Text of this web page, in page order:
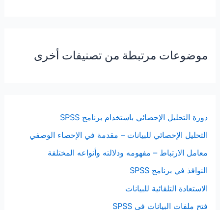
موضوعات مرتبطة من تصنيفات أخرى
دورة التحليل الإحصائي باستخدام برنامج SPSS
التحليل الإحصائي للبيانات – مقدمة في الإحصاء الوصفي
معامل الارتباط – مفهومه ودلالته وأنواعه المختلفة
النوافذ في برنامج SPSS
الاستعادة التلقائية للبيانات
فتح ملفات البيانات في SPSS